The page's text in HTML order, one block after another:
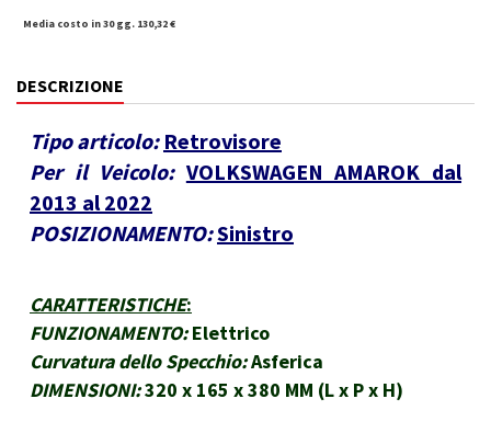
Media costo in 30 gg. 130,32 €
DESCRIZIONE
Tipo articolo: Retrovisore
Per il Veicolo: VOLKSWAGEN AMAROK dal
2013 al 2022
POSIZIONAMENTO:Sinistro
CARATTERISTICHE:
FUNZIONAMENTO: Elettrico
Curvatura dello Specchio:Asferica
DIMENSIONI:320 x 165 x 380 MM (L x P x H)